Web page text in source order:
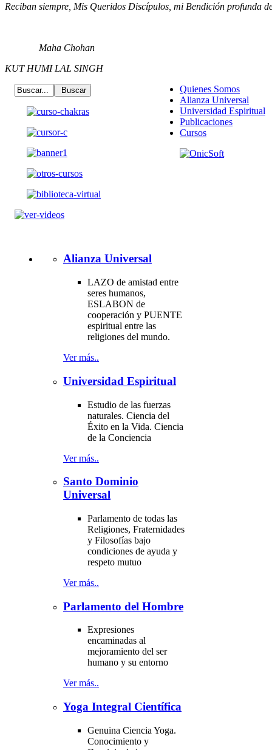
Reciban siempre, Mis Queridos Discípulos, mi Bendición profunda
Maha Chohan
KUT HUMI LAL SINGH
Alianza Universal
LAZO de amistad entre
seres humanos,
ESLABON de
cooperación y PUENTE
espiritual entre las
religiones del mundo.
Ver más..
Universidad Espiritual
Estudio de las fuerzas
naturales. Ciencia del
Éxito en la Vida. Ciencia
de la Conciencia
Ver más..
Santo Dominio
Universal
Parlamento de todas las
Religiones, Fraternidades
y Filosofías bajo
condiciones de ayuda y
respeto mutuo
Ver más..
Parlamento del Hombre
Expresiones
encaminadas al
mejoramiento del ser
humano y su entorno
Ver más..
Yoga Integral Científica
Genuina Ciencia Yoga.
Conocimiento y
Quienes Somos
Alianza Universal
Universidad Espiritual
Publicaciones
Cursos